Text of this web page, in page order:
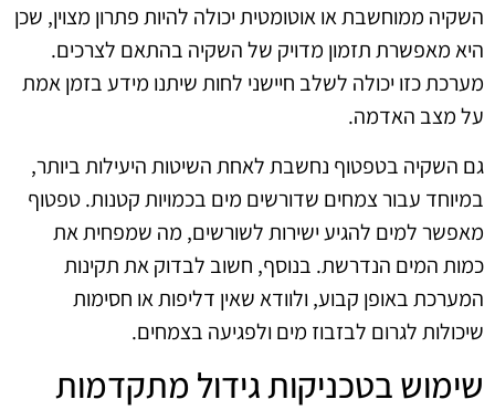
השקיה ממוחשבת או אוטומטית יכולה להיות פתרון מצוין, שכן
היא מאפשרת תזמון מדויק של השקיה בהתאם לצרכים.
מערכת כזו יכולה לשלב חיישני לחות שיתנו מידע בזמן אמת
על מצב האדמה.
גם השקיה בטפטוף נחשבת לאחת השיטות היעילות ביותר,
במיוחד עבור צמחים שדורשים מים בכמויות קטנות. טפטוף
מאפשר למים להגיע ישירות לשורשים, מה שמפחית את
כמות המים הנדרשת. בנוסף, חשוב לבדוק את תקינות
המערכת באופן קבוע, ולוודא שאין דליפות או חסימות
שיכולות לגרום לבזבוז מים ולפגיעה בצמחים.
שימוש בטכניקות גידול מתקדמות